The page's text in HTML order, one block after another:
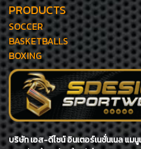
PRODUCTS
SOCCER
BASKETBALLS
BOXING
บริษัท เอส-ดีไซน์ อินเตอร์เนชั่นเนล แม